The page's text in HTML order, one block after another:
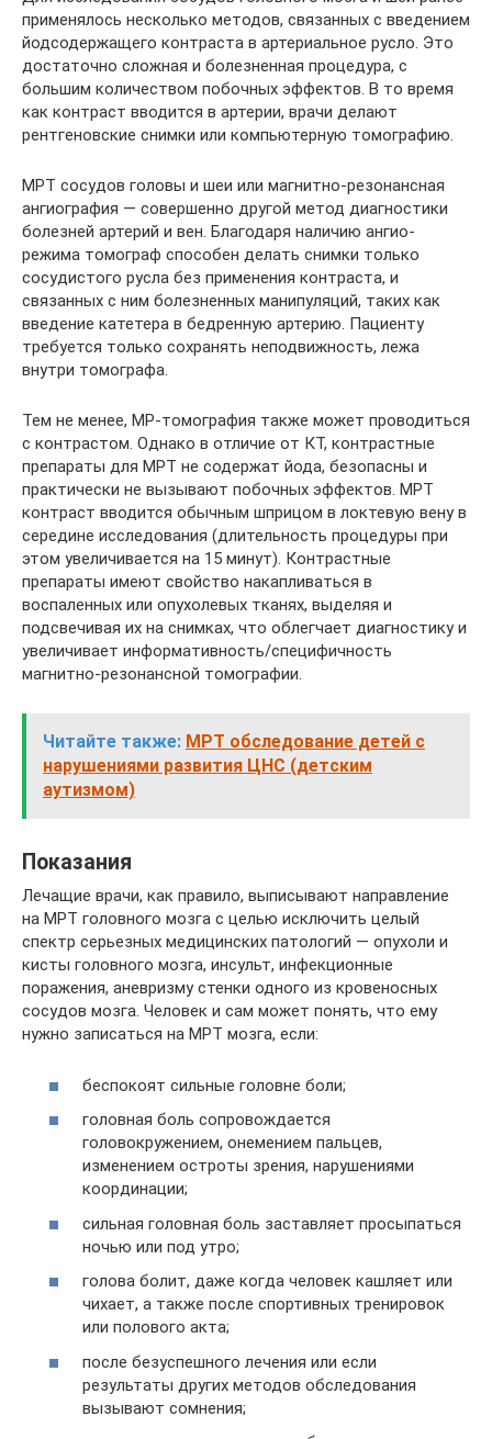
применялось несколько методов, связанных с введением
йодсодержащего контраста в артериальное русло. Это
достаточно сложная и болезненная процедура, с
большим количеством побочных эффектов. В то время
как контраст вводится в артерии, врачи делают
рентгеновские снимки или компьютерную томографию.
МРТ сосудов головы и шеи или магнитно-резонансная
ангиография — совершенно другой метод диагностики
болезней артерий и вен. Благодаря наличию ангио-
режима томограф способен делать снимки только
сосудистого русла без применения контраста, и
связанных с ним болезненных манипуляций, таких как
введение катетера в бедренную артерию. Пациенту
требуется только сохранять неподвижность, лежа
внутри томографа.
Тем не менее, МР-томография также может проводиться
с контрастом. Однако в отличие от КТ, контрастные
препараты для МРТ не содержат йода, безопасны и
практически не вызывают побочных эффектов. МРТ
контраст вводится обычным шприцом в локтевую вену в
середине исследования (длительность процедуры при
этом увеличивается на 15 минут). Контрастные
препараты имеют свойство накапливаться в
воспаленных или опухолевых тканях, выделяя и
подсвечивая их на снимках, что облегчает диагностику и
увеличивает информативность/специфичность
магнитно-резонансной томографии.
Читайте также: MPT обследование детей с
нарушениями развития ЦНС (детским
аутизмом)
Показания
Лечащие врачи, как правило, выписывают направление
на МРТ головного мозга с целью исключить целый
спектр серьезных медицинских патологий — опухоли и
кисты головного мозга, инсульт, инфекционные
поражения, аневризму стенки одного из кровеносных
сосудов мозга. Человек и сам может понять, что ему
нужно записаться на МРТ мозга, если:
беспокоят сильные головне боли;
головная боль сопровождается
головокружением, онемением пальцев,
изменением остроты зрения, нарушениями
координации;
сильная головная боль заставляет просыпаться
ночью или под утро;
голова болит, даже когда человек кашляет или
чихает, а также после спортивных тренировок
или полового акта;
после безуспешного лечения или если
результаты других методов обследования
вызывают сомнения;